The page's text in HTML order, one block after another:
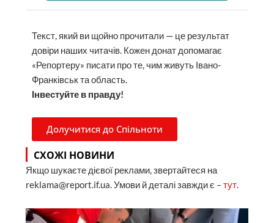
Текст, який ви щойно прочитали — це результат
довіри наших читачів. Кожен донат допомагає
«Репортеру» писати про те, чим живуть Івано-
Франківськ та область.
Інвестуйте в правду!
Долучитися до Спільноти
СХОЖІ НОВИНИ
Якщо шукаєте дієвої реклами, звертайтеся на
reklama@report.if.ua. Умови й деталі завжди є –тут.